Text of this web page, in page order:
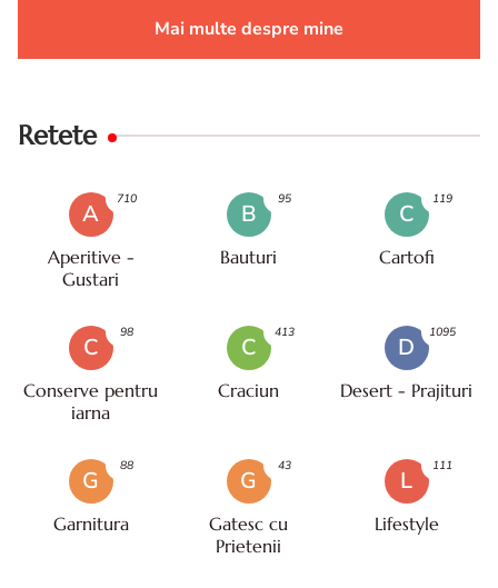
Mai multe despre mine
Retete
A
Aperitive -
Gustari
710
B
Bauturi
95
C
Cartofi
119
C
Conserve pentru
iarna
98
C
Craciun
413
D
Desert - Prajituri
1095
G
Garnitura
88
G
Gatesc cu
Prietenii
43
L
Lifestyle
111